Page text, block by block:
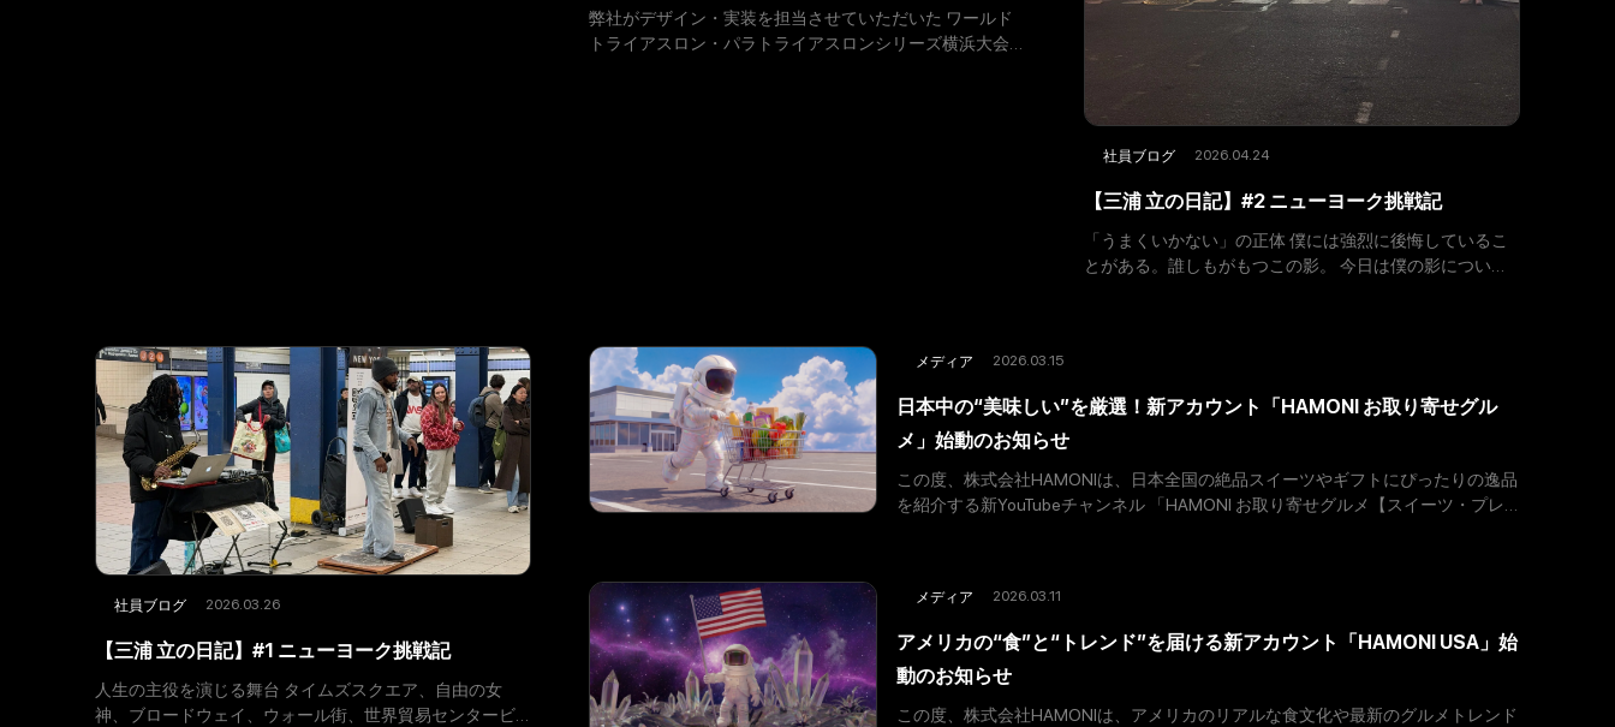
弊社がデザイン・実装を担当させていただいた ワールド
トライアスロン・パラトライアスロンシリーズ横浜大会
社員ブログ 2026.04.24
【三浦 立の日記】#2 ニューヨーク挑戦記
「うまくいかない」の正体 僕には強烈に後悔しているこ
とがある。誰しもがもつこの影。 今日は僕の影について
社員ブログ 2026.03.26
【三浦 立の日記】#1 ニューヨーク挑戦記
人生の主役を演じる舞台 タイムズスクエア、自由の女
神、ブロードウェイ、ウォール街、世界貿易センタービ
メディア 2026.03.15
日本中の“美味しい”を厳選！新アカウント「HAMONI お取り寄せグル
メ」始動のお知らせ
この度、株式会社HAMONIは、日本全国の絶品スイーツやギフトにぴったりの逸品
を紹介する新YouTubeチャンネル 「HAMONI お取り寄せグルメ【スイーツ・プレ
メディア 2026.03.11
アメリカの“食”と“トレンド”を届ける新アカウント「HAMONI USA」始
動のお知らせ
この度、株式会社HAMONIは、アメリカのリアルな食文化や最新のグルメトレンド